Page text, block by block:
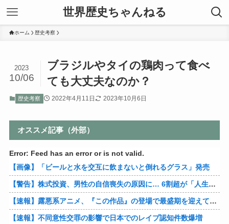
世界歴史ちゃんねる
ホーム 歴史考察
ブラジルやタイの鶏肉って食べ
ても大丈夫なのか？
2023
10/06
歴史考察 2022年4月11日 2023年10月6日
オススメ記事（外部）
Error: Feed has an error or is not valid.
【画像】「ビールと水を交互に飲まないと倒れるグラス」発売
【警告】株式投資、男性の自信喪失の原因に… 6割超が「人生の敗者」自認
【速報】露悪系アニメ、『この作品』の登場で最盛期を迎えてしまう…
【速報】不同意性交罪の影響で日本でのレイプ認知件数爆増